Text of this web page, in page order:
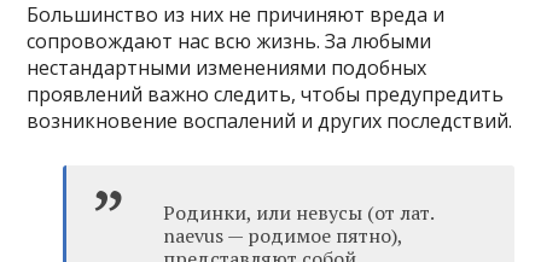
Большинство из них не причиняют вреда и
сопровождают нас всю жизнь. За любыми
нестандартными изменениями подобных
проявлений важно следить, чтобы предупредить
возникновение воспалений и других последствий.
Родинки, или невусы (от лат.
naevus — родимое пятно),